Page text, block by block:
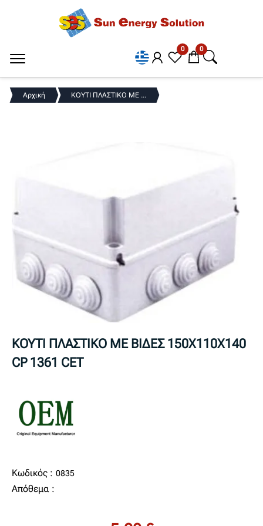
0 0
Αρχική KOYTI ΠΛΑΣΤΙΚΟ ΜΕ ...
KOYTI ΠΛΑΣΤΙΚΟ ΜΕ ΒΙΔΕΣ 150Χ110Χ140
CP 1361 CET
Κωδικός : 0835
Απόθεμα :